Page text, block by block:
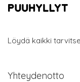
Löydä kaikki
Yhteydenotto